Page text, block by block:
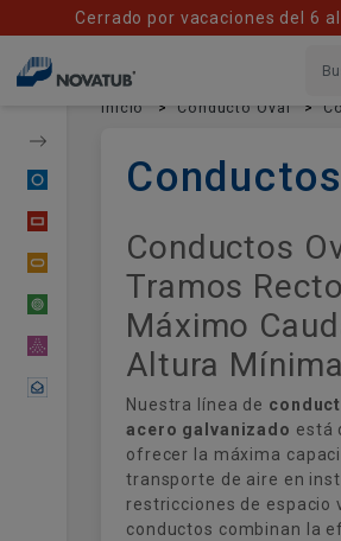
Cerrado por vacaciones del 6
Conducto Circular
Conducto Oval
Tubería Flexible
Inicio Conducto Oval
Conductos
Conductos
Tramos
Máximo
Altura Mínima
Nuestra línea de
acero galvanizado está
ofrecer la máxima
transporte de aire en
restricciones de espacio
conductos combinan la